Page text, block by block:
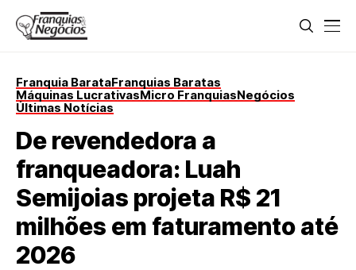
Franquia BarataFranquias Baratas
Máquinas LucrativasMicro FranquiasNegócios
Últimas Notícias
De revendedora a
franqueadora: Luah
Semijoias projeta R$ 21
milhões em faturamento até
2026